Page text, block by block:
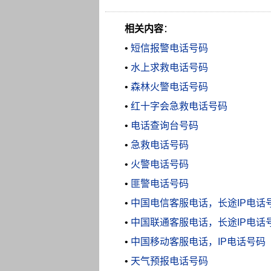
相关内容：
• 短信报警电话号码
• 水上求救电话号码
• 森林火警电话号码
• 红十字会急救电话号码
• 电话查询台号码
• 急救电话号码
• 火警电话号码
• 匪警电话号码
• 中国电信客服电话，长途IP电话
• 中国联通客服电话，长途IP电话
• 中国移动客服电话，IP电话号码
• 天气预报电话号码